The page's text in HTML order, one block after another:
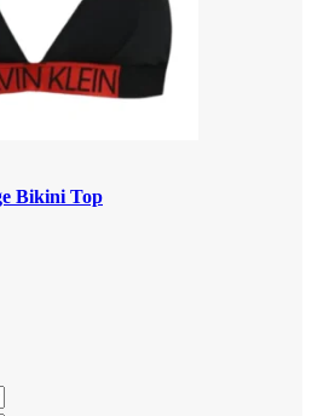
Bikini Top